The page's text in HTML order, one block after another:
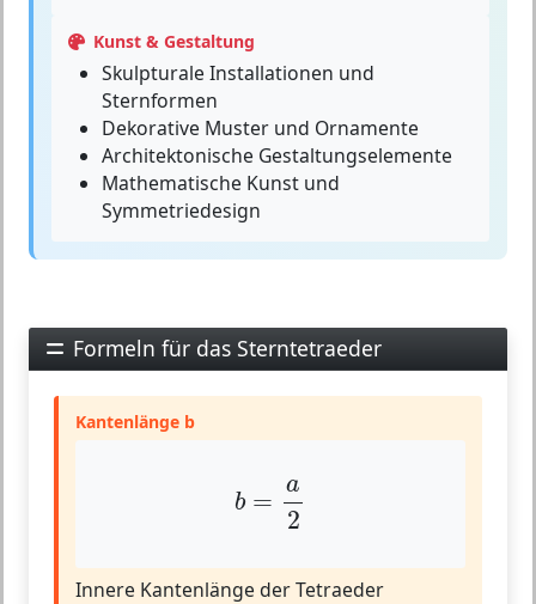
Kunst & Gestaltung
Skulpturale Installationen und
Sternformen
Dekorative Muster und Ornamente
Architektonische Gestaltungselemente
Mathematische Kunst und
Symmetriedesign
Formeln für das Sterntetraeder
Kantenlänge b
b =
a
2
2
Innere Kantenlänge der Tetraeder